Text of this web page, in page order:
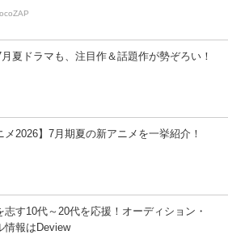
夏ドラマも、注目作＆話題作が勢ぞろい！
メ2026】7月期夏の新アニメを一挙紹介！
志す10代～20代を応援！オーディション・
情報はDeview